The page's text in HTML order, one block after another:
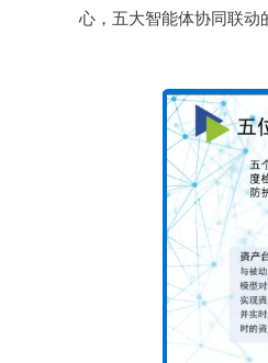
心，五大智能体协同联动